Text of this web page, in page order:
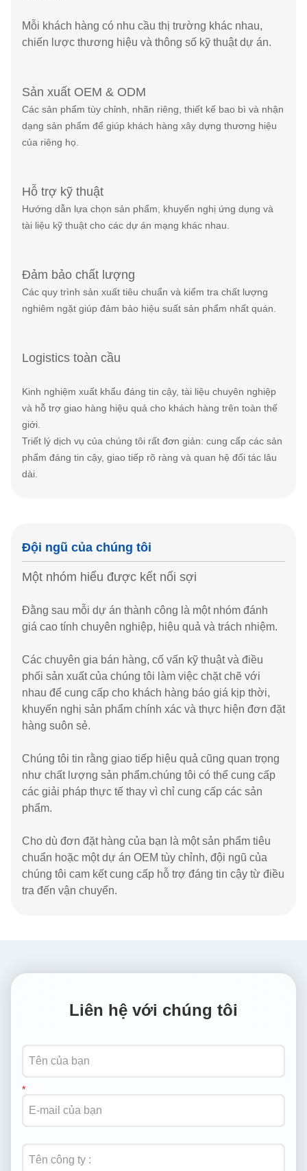
Mỗi khách hàng có nhu cầu thị trường khác nhau,
chiến lược thương hiệu và thông số kỹ thuật dự án.
Sản xuất OEM & ODM
Các sản phẩm tùy chỉnh, nhãn riêng, thiết kế bao bì và nhận
dạng sản phẩm để giúp khách hàng xây dựng thương hiệu
của riêng họ.
Hỗ trợ kỹ thuật
Hướng dẫn lựa chọn sản phẩm, khuyến nghị ứng dụng và
tài liệu kỹ thuật cho các dự án mạng khác nhau.
Đảm bảo chất lượng
Các quy trình sản xuất tiêu chuẩn và kiểm tra chất lượng
nghiêm ngặt giúp đảm bảo hiệu suất sản phẩm nhất quán.
Logistics toàn cầu
Kinh nghiệm xuất khẩu đáng tin cậy, tài liệu chuyên nghiệp
và hỗ trợ giao hàng hiệu quả cho khách hàng trên toàn thế
giới.
Triết lý dịch vụ của chúng tôi rất đơn giản: cung cấp các sản
phẩm đáng tin cậy, giao tiếp rõ ràng và quan hệ đối tác lâu
dài.
Đội ngũ của chúng tôi
Một nhóm hiểu được kết nối sợi
Đằng sau mỗi dự án thành công là một nhóm đánh
giá cao tính chuyên nghiệp, hiệu quả và trách nhiệm.
Các chuyên gia bán hàng, cố vấn kỹ thuật và điều
phối sản xuất của chúng tôi làm việc chặt chẽ với
nhau để cung cấp cho khách hàng báo giá kịp thời,
khuyến nghị sản phẩm chính xác và thực hiện đơn đặt
hàng suôn sẻ.
Chúng tôi tin rằng giao tiếp hiệu quả cũng quan trọng
như chất lượng sản phẩm.chúng tôi có thể cung cấp
các giải pháp thực tế thay vì chỉ cung cấp các sản
phẩm.
Cho dù đơn đặt hàng của bạn là một sản phẩm tiêu
chuẩn hoặc một dự án OEM tùy chỉnh, đội ngũ của
chúng tôi cam kết cung cấp hỗ trợ đáng tin cậy từ điều
tra đến vận chuyển.
Liên hệ với chúng tôi